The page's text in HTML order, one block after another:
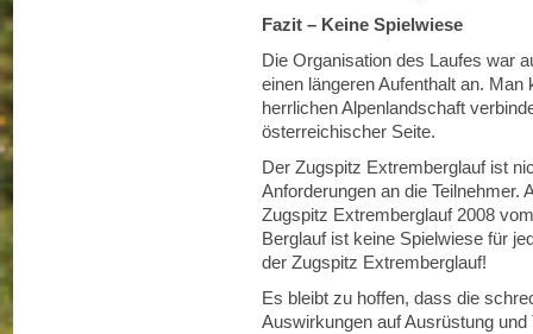
Fazit – Keine Spielwiese
Die Organisation des Laufes war
einen längeren Aufenthalt an.
herrlichen Alpenlandschaft
österreichischer Seite.
Der Zugspitz Extremberglauf ist
Anforderungen an die Teilnehmer.
Zugspitz Extremberglauf 2008
Berglauf ist keine Spielwiese für
der Zugspitz Extremberglauf!
Es bleibt zu hoffen, dass die
Auswirkungen auf Ausrüstung